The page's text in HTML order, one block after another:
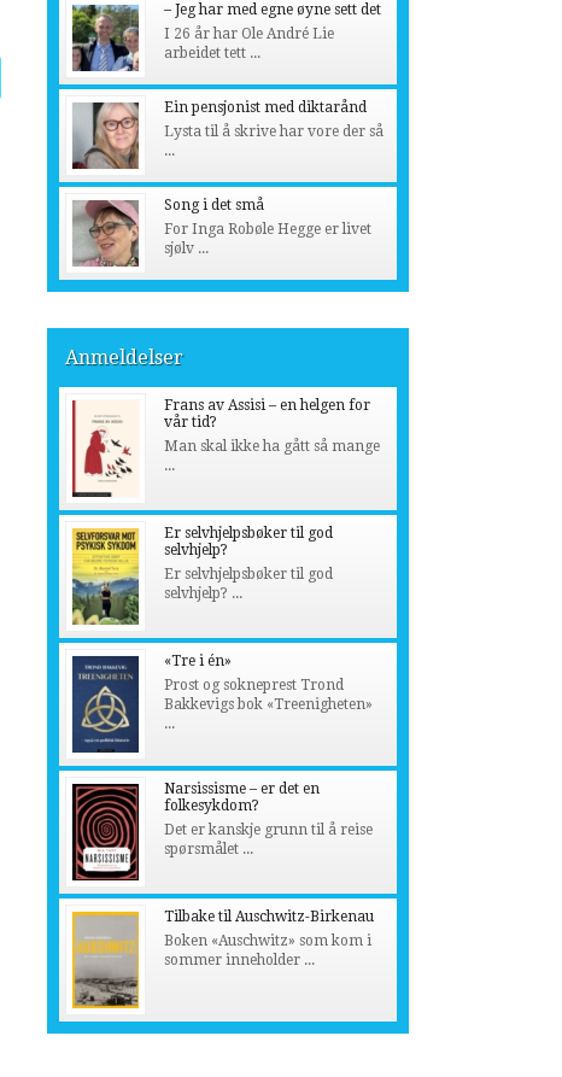
– Jeg har med egne øyne sett det
I 26 år har Ole André Lie
arbeidet tett ...
Ein pensjonist med diktarånd
Lysta til å skrive har vore der så
...
Song i det små
For Inga Robøle Hegge er livet
sjølv ...
Anmeldelser
Frans av Assisi – en helgen for
vår tid?
Man skal ikke ha gått så mange
...
Er selvhjelpsbøker til god
selvhjelp?
Er selvhjelpsbøker til god
selvhjelp? ...
«Tre i én»
Prost og sokneprest Trond
Bakkevigs bok «Treenigheten»
...
Narsissisme – er det en
folkesykdom?
Det er kanskje grunn til å reise
spørsmålet ...
Tilbake til Auschwitz-Birkenau
Boken «Auschwitz» som kom i
sommer inneholder ...